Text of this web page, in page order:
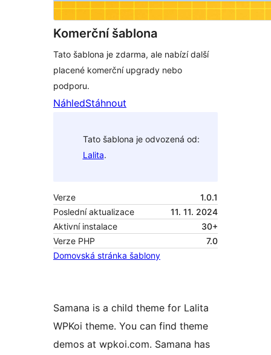
Komerční šablona
Tato šablona je zdarma, ale nabízí další
placené komerční upgrady nebo
podporu.
NáhledStáhnout
Tato šablona je odvozená od:
Lalita.
Verze
1.0.1
Poslední aktualizace
11. 11. 2024
Aktivní instalace
30+
Verze PHP
7.0
Domovská stránka šablony
Samana is a child theme for Lalita
WPKoi theme. You can find theme
demos at wpkoi.com. Samana has